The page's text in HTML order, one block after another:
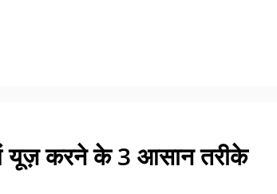
यूज़ करने के 3 आसान तरीके